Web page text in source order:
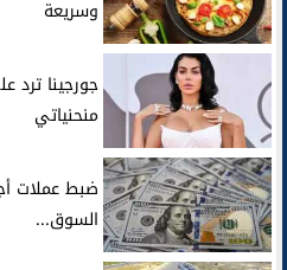
وسريعة
جورجينا
منحنياتي
السوق...